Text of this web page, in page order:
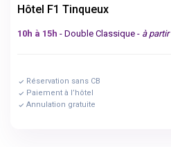
Hôtel F1 Tinqueux
10h à 15h - Double Classique - à partir
Réservation sans CB
Paiement à l’hôtel
Annulation gratuite